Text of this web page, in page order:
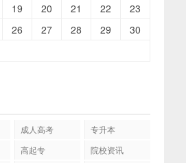
19 20 21 22
23
26 27 28 29
30
成人高考
专升本
高起专 院校资讯